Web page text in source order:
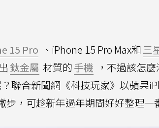
15 Pro 、iPhone 15 Pro Max和三
鈦金屬 材質的手機 ，不過該怎
聯合新聞網《科技玩家》以蘋果
步，可趁新年過年期間好好整理一